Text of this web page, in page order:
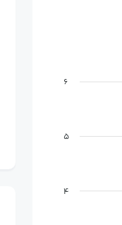
6
5
4